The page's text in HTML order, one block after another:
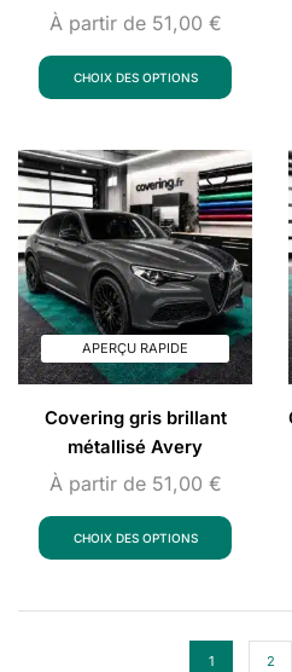
À partir de 51,00 €
CHOIX DES OPTIONS
APERÇU RAPIDE
Covering gris brillant
métallisé Avery
À partir de 51,00 €
CHOIX DES OPTIONS
1 2